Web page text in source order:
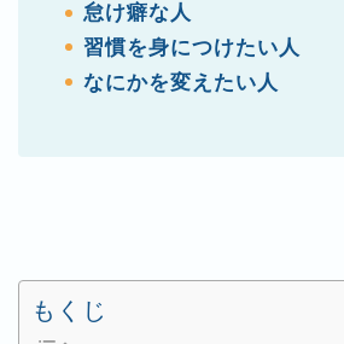
怠け癖な人
習慣を身につけたい人
なにかを変えたい人
もくじ